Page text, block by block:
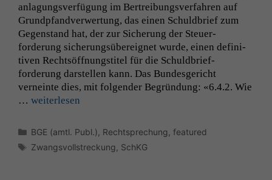
an­la­gungsver­fü­gung im Bertrei­bungsver­fahren auf
Grundp­fand­ver­w­er­tung, das einen Schuld­brief zum
Gegen­stand hat, der zur Sicherung der Steuer­
forderung sicherungsübereignet wurde, einen defin­i­
tiv­en Recht­söff­nungsti­tel für die Schuld­bri­ef­
forderung darstellen kann. Das Bun­des­gericht
verneinte dies, mit fol­gen­der Begrün­dung: «6.4.2. Wie
… weit­er­lesen
Kategorien
BGE (amtl. Publ.) Rechtsprechung ,featured
Schlagwörter
Zwangsvollstreckung SchKG